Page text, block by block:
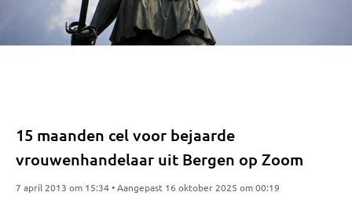
15 maanden cel voor bejaarde
vrouwenhandelaar uit Bergen op Zoom
7 april 2013 om 15:34 • Aangepast 16 oktober 2025 om 00:19